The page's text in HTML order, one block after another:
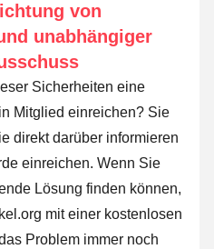
von
unabhängiger
Sicherheiten eine
Mitglied einreichen? Sie
direkt darüber informieren
einreichen. Wenn Sie
Lösung finden können,
mit einer kostenlosen
Problem immer noch